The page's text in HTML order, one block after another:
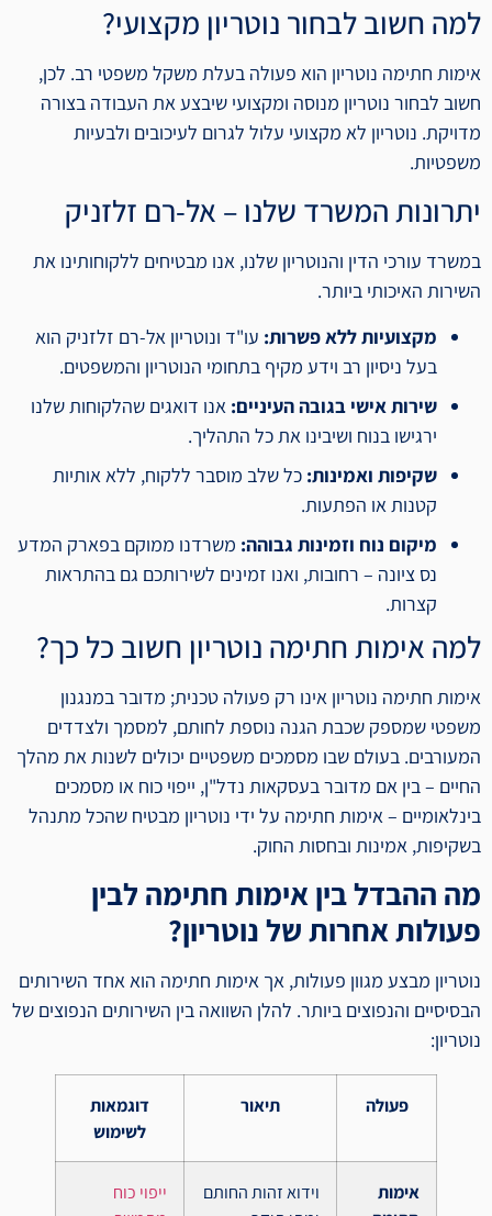
למה חשוב לבחור נוטריון מקצועי?
אימות חתימה נוטריון הוא פעולה בעלת משקל משפטי רב. לכן,
חשוב לבחור נוטריון מנוסה ומקצועי שיבצע את העבודה בצורה
מדויקת. נוטריון לא מקצועי עלול לגרום לעיכובים ולבעיות
משפטיות.
יתרונות המשרד שלנו – אל-רם זלזניק
במשרד עורכי הדין והנוטריון שלנו, אנו מבטיחים ללקוחותינו את
השירות האיכותי ביותר.
מקצועיות ללא פשרות: עו"ד ונוטריון אל-רם זלזניק הוא
בעל ניסיון רב וידע מקיף בתחומי הנוטריון והמשפטים.
שירות אישי בגובה העיניים: אנו דואגים שהלקוחות שלנו
ירגישו בנוח ושיבינו את כל התהליך.
שקיפות ואמינות: כל שלב מוסבר ללקוח, ללא אותיות
קטנות או הפתעות.
מיקום נוח וזמינות גבוהה: משרדנו ממוקם בפארק המדע
נס ציונה – רחובות, ואנו זמינים לשירותכם גם בהתראות
קצרות.
למה אימות חתימה נוטריון חשוב כל כך?
אימות חתימה נוטריון אינו רק פעולה טכנית; מדובר במנגנון
משפטי שמספק שכבת הגנה נוספת לחותם, למסמך ולצדדים
המעורבים. בעולם שבו מסמכים משפטיים יכולים לשנות את מהלך
החיים – בין אם מדובר בעסקאות נדל"ן, ייפוי כוח או מסמכים
בינלאומיים – אימות חתימה על ידי נוטריון מבטיח שהכל מתנהל
בשקיפות, אמינות ובחסות החוק.
מה ההבדל בין אימות חתימה לבין
פעולות אחרות של נוטריון?
נוטריון מבצע מגוון פעולות, אך אימות חתימה הוא אחד השירותים
הבסיסיים והנפוצים ביותר. להלן השוואה בין השירותים הנפוצים של
נוטריון:
פעולה תיאור
דוגמאות
לשימוש
אימות
וידוא זהות החותם
ייפוי כוח